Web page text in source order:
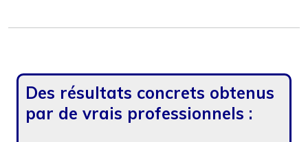
Des résultats concrets obtenus
par de vrais professionnels :